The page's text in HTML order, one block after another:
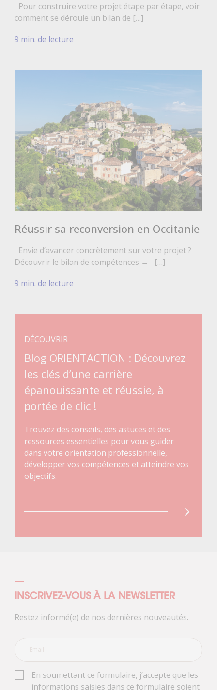
Pour construire votre projet étape par étape, voir
comment se déroule un bilan de […]
9 min. de lecture
Réussir sa reconversion en Occitanie
Envie d’avancer concrètement sur votre projet ?
Découvrir le bilan de compétences → […]
9 min. de lecture
DÉCOUVRIR
Blog ORIENTACTION : Découvrez
les clés d’une carrière
épanouissante et réussie, à
portée de clic !
Trouvez des conseils, des astuces et des
ressources essentielles pour vous guider
dans votre orientation professionnelle,
développer vos compétences et atteindre vos
objectifs.
INSCRIVEZ-VOUS À LA NEWSLETTER
Restez informé(e) de nos dernières nouveautés.
En soumettant ce formulaire, j’accepte que les
informations saisies dans ce formulaire soient